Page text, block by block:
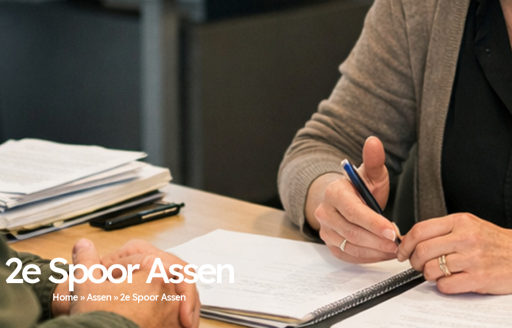
2e Spoor Assen
Home»Assen» 2e Spoor Assen